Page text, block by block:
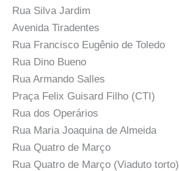
Rua Silva Jardim
Avenida Tiradentes
Rua Francisco Eugênio de Toledo
Rua Dino Bueno
Rua Armando Salles
Praça Felix Guisard Filho (CTI)
Rua dos Operários
Rua Maria Joaquina de Almeida
Rua Quatro de Março
Rua Quatro de Março (Viaduto torto)